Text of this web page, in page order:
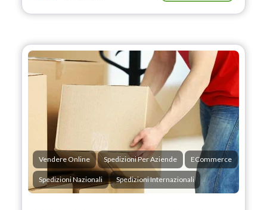
Vendere Online Spedizioni Per Aziende ECommerce
Spedizioni Nazionali Spedizioni Internazionali